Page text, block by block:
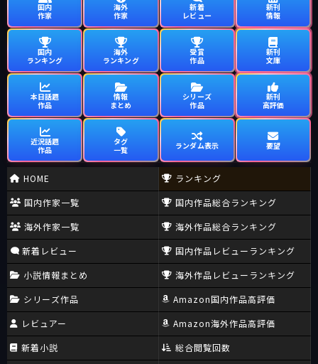
国内
作家
海外
作家
新着
レビュー
新刊
情報
国内
ランキング
海外
ランキング
受賞
作品
新刊
文庫
本日話題
作品
情報
まとめ
シリーズ
作品
新刊
高評価
近況話題
作品
タグ
一覧
ランダム表示 要望
HOME
国内作家一覧
海外作家一覧
新着レビュー
小説情報まとめ
シリーズ作品
レビュアー
新着小説
ランキング
国内作品総合ランキング
海外作品総合ランキング
国内作品レビューランキング
海外作品レビューランキング
Amazon国内作品高評価
Amazon海外作品高評価
総合閲覧回数